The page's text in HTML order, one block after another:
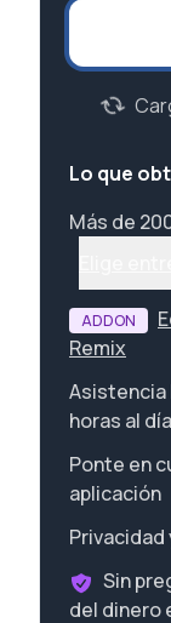
Lo que
Más de
ADDON
Remix
Asistencia
horas al
Ponte en
aplicación
Sin
del dinero